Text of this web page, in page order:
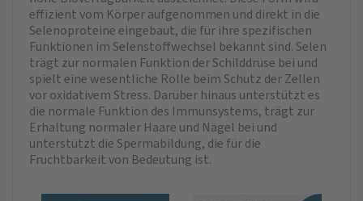
effizient vom Körper aufgenommen und direkt in die
Selenoproteine eingebaut, die für ihre spezifischen
Funktionen im Selenstoffwechsel bekannt sind. Selen
trägt zur normalen Funktion der Schilddrüse bei und
spielt eine wesentliche Rolle beim Schutz der Zellen
vor oxidativem Stress. Darüber hinaus unterstützt es
die normale Funktion des Immunsystems, trägt zur
Erhaltung normaler Haare und Nägel bei und
unterstützt die Spermabildung, die für die
Fruchtbarkeit von Bedeutung ist.